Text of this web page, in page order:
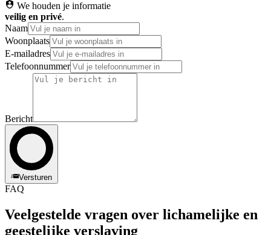
We houden je informatie
veilig en privé.
Naam
Woonplaats
E-mailadres
Telefoonnummer
Bericht
Versturen
FAQ
Veelgestelde vragen over lichamelijke en
geestelijke verslaving